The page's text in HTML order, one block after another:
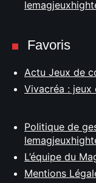
Favoris
Actu Jeux de
Vivacréa : jeux
Politique de
L’équipe du
Mentions